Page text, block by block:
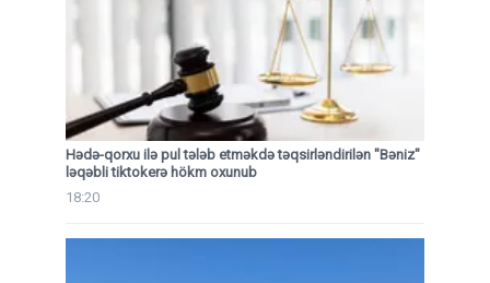
Hədə-qorxu ilə pul tələb etməkdə təqsirləndirilən "Bəniz"
ləqəbli tiktokerə hökm oxunub
18:20